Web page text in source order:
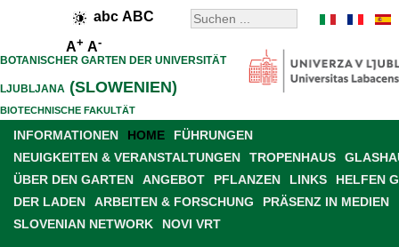
abc ABC
A+ A-
BOTANISCHER GARTEN DER UNIVERSITÄT
LJUBLJANA (SLOWENIEN)
BIOTECHNISCHE FAKULTÄT
INFORMATIONEN HOME
FÜHRUNGEN
NEUIGKEITEN & VERANSTALTUNGEN
TROPENHAUS
ÜBER DEN GARTEN
ANGEBOT PFLANZEN LINKS
HELFEN
DER LADEN
ARBEITEN & FORSCHUNG
PRÄSENZ IN MEDIEN
SLOVENIAN NETWORK
NOVI VRT